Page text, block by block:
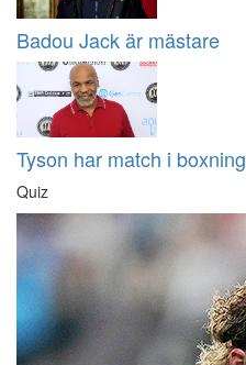
Badou Jack är mästare
Tyson har match i boxning
Quiz